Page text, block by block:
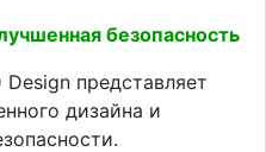
безопасность
представляет
дизайна и